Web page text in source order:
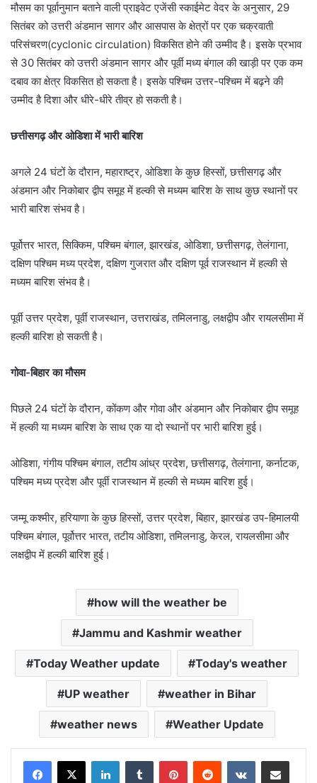
मौसम का पूर्वानुमान बताने वाली प्राइवेट एजेंसी स्काईमेट वेदर के अनुसार, 29
सितंबर को उत्तरी अंडमान सागर और आसपास के क्षेत्रों पर एक चक्रवाती
परिसंचरण(cyclonic circulation) विकसित होने की उम्मीद है। इसके प्रभाव
से 30 सितंबर को उत्तरी अंडमान सागर और पूर्वी मध्य बंगाल की खाड़ी पर एक कम
दबाव का क्षेत्र विकसित हो सकता है। इसके पश्चिम उत्तर-पश्चिम में बढ़ने की
उम्मीद है दिशा और धीरे-धीरे तीव्र हो सकती है।
छत्तीसगढ़ और ओडिशा में भारी बारिश
अगले 24 घंटों के दौरान, महाराष्ट्र, ओडिशा के कुछ हिस्सों, छत्तीसगढ़ और
अंडमान और निकोबार द्वीप समूह में हल्की से मध्यम बारिश के साथ कुछ स्थानों पर
भारी बारिश संभव है।
पूर्वोत्तर भारत, सिक्किम, पश्चिम बंगाल, झारखंड, ओडिशा, छत्तीसगढ़, तेलंगाना,
दक्षिण पश्चिम मध्य प्रदेश, दक्षिण गुजरात और दक्षिण पूर्व राजस्थान में हल्की से
मध्यम बारिश संभव है।
पूर्वी उत्तर प्रदेश, पूर्वी राजस्थान, उत्तराखंड, तमिलनाडु, लक्षद्वीप और रायलसीमा में
हल्की बारिश हो सकती है।
गोवा-बिहार का मौसम
पिछले 24 घंटों के दौरान, कोंकण और गोवा और अंडमान और निकोबार द्वीप समूह
में हल्की या मध्यम बारिश के साथ एक या दो स्थानों पर भारी बारिश हुई।
ओडिशा, गंगीय पश्चिम बंगाल, तटीय आंध्र प्रदेश, छत्तीसगढ़, तेलंगाना, कर्नाटक,
पश्चिम मध्य प्रदेश और पूर्वी राजस्थान में हल्की से मध्यम बारिश हुई।
जम्मू कश्मीर, हरियाणा के कुछ हिस्सों, उत्तर प्रदेश, बिहार, झारखंड उप-हिमालयी
पश्चिम बंगाल, पूर्वोत्तर भारत, तटीय ओडिशा, तमिलनाडु, केरल, रायलसीमा और
लक्षद्वीप में हल्की बारिश हुई।
how will the weather be
Jammu and Kashmir weather
Today Weather update Today's weather
UP weather weather in Bihar
weather news Weather Update
LinkedInTumblr PinterestReddit VKontakteShare via Email